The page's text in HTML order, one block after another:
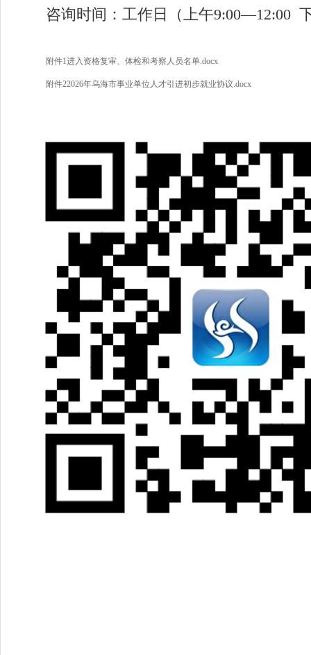
咨询时间：工作日
（上午9:00—12:00
附件1进入资格复审、体检和考察人员名单.docx
附件22026年乌海市事业单位人才引进初步就业协议.docx